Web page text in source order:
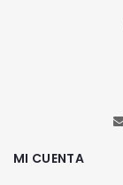
MI CUENTA